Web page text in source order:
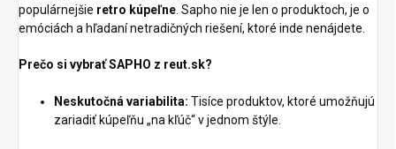
populárnejšie retro kúpeľne. Sapho nie je len o produktoch, je o
emóciách a hľadaní netradičných riešení, ktoré inde nenájdete.
Prečo si vybrať SAPHO z reut.sk?
Neskutočná variabilita: Tisíce produktov, ktoré umožňujú
zariadiť kúpeľňu „na kľúč“ v jednom štýle.